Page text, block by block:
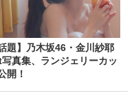
話題】乃木坂46・金川紗耶
真集、ランジェリーカッ
開！